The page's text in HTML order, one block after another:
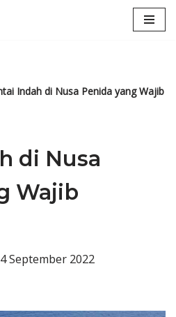
Indah di Nusa Penida yang Wajib
di Nusa
Wajib
4 September 2022